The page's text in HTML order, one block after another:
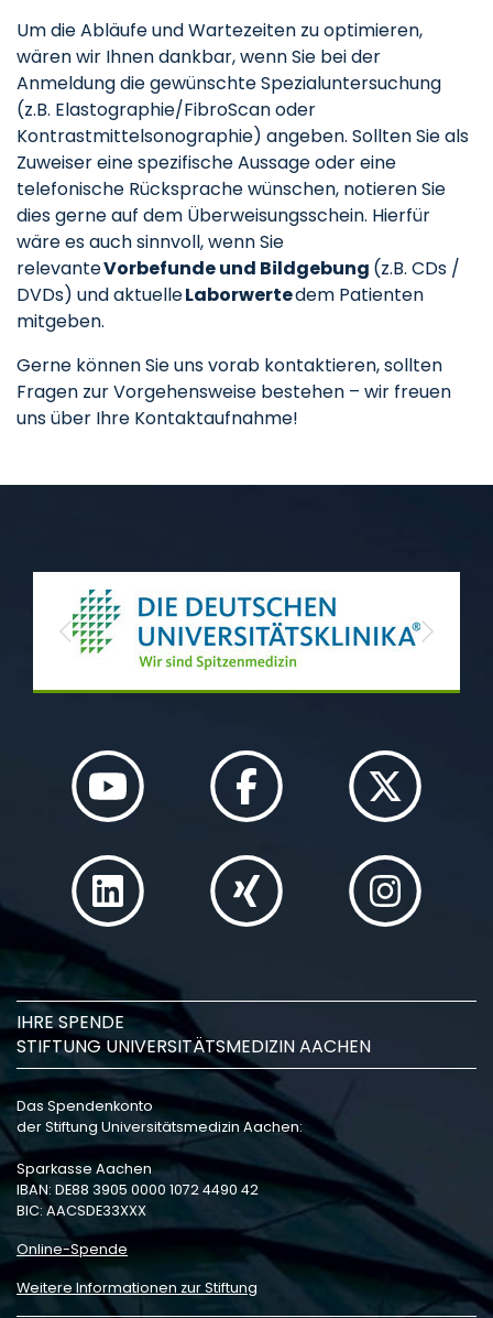
Um die Abläufe und Wartezeiten zu optimieren,
wären wir Ihnen dankbar, wenn Sie bei der
Anmeldung die gewünschte Spezialuntersuchung
(z.B. Elastographie/FibroScan oder
Kontrastmittelsonographie) angeben. Sollten Sie als
Zuweiser eine spezifische Aussage oder eine
telefonische Rücksprache wünschen, notieren Sie
dies gerne auf dem Überweisungsschein. Hierfür
wäre es auch sinnvoll, wenn Sie
relevanteVorbefunde und Bildgebung (z.B. CDs /
DVDs) und aktuelleLaborwertedem Patienten
mitgeben.
Gerne können Sie uns vorab kontaktieren, sollten
Fragen zur Vorgehensweise bestehen – wir freuen
uns über Ihre Kontaktaufnahme!
Previous Next
IHRE SPENDE
STIFTUNG UNIVERSITÄTSMEDIZIN AACHEN
Das Spendenkonto
der Stiftung Universitätsmedizin Aachen:
Sparkasse Aachen
IBAN: DE88 3905 0000 1072 4490 42
BIC: AACSDE33XXX
Online-Spende
Weitere Informationen zur Stiftung